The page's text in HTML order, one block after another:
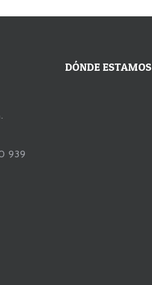
939
DÓNDE ESTAMOS